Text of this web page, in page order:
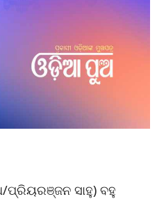
ସାହୁ) ବହୁ